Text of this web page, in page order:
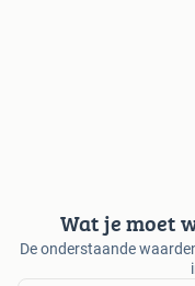
Wat je moet
De onderstaande